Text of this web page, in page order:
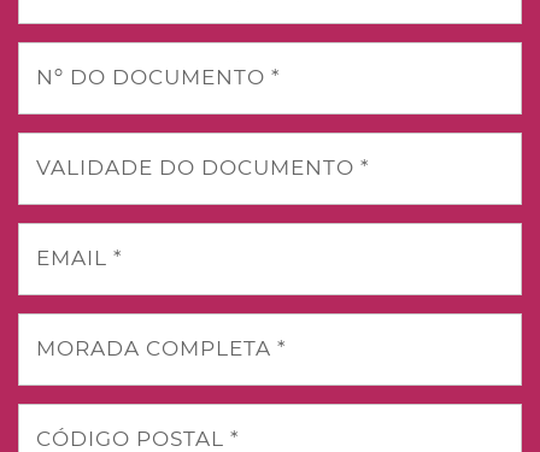
Nº DO DOCUMENTO *
VALIDADE DO DOCUMENTO *
EMAIL *
MORADA COMPLETA *
CÓDIGO POSTAL *